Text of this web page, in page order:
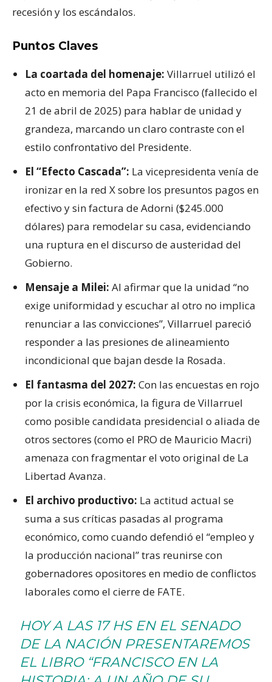
recesión y los escándalos.
Puntos Claves
La coartada del homenaje: Villarruel utilizó el
acto en memoria del Papa Francisco (fallecido el
21 de abril de 2025) para hablar de unidad y
grandeza, marcando un claro contraste con el
estilo confrontativo del Presidente.
El “Efecto Cascada”: La vicepresidenta venía de
ironizar en la red X sobre los presuntos pagos en
efectivo y sin factura de Adorni ($245.000
dólares) para remodelar su casa, evidenciando
una ruptura en el discurso de austeridad del
Gobierno.
Mensaje a Milei: Al afirmar que la unidad “no
exige uniformidad y escuchar al otro no implica
renunciar a las convicciones”, Villarruel pareció
responder a las presiones de alineamiento
incondicional que bajan desde la Rosada.
El fantasma del 2027: Con las encuestas en rojo
por la crisis económica, la figura de Villarruel
como posible candidata presidencial o aliada de
otros sectores (como el PRO de Mauricio Macri)
amenaza con fragmentar el voto original de La
Libertad Avanza.
El archivo productivo: La actitud actual se
suma a sus críticas pasadas al programa
económico, como cuando defendió el “empleo y
la producción nacional” tras reunirse con
gobernadores opositores en medio de conflictos
laborales como el cierre de FATE.
HOY A LAS 17 HS EN EL SENADO
DE LA NACIÓN PRESENTAREMOS
EL LIBRO “FRANCISCO EN LA